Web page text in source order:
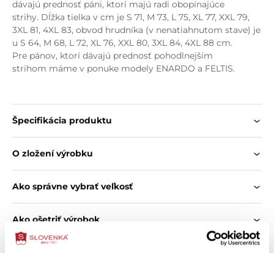
dávajú prednosť páni, ktorí majú radi obopínajúce
strihy. Dĺžka tielka v cm je S 71, M 73, L 75, XL 77, XXL 79,
3XL 81, 4XL 83, obvod hrudníka (v nenatiahnutom stave) je
u S 64, M 68, L 72, XL 76, XXL 80, 3XL 84, 4XL 88 cm.
Pre pánov, ktorí dávajú prednosť pohodlnejším
strihom máme v ponuke modely ENARDO a FELTIS.
Špecifikácia produktu
O zložení výrobku
Ako správne vybrať veľkosť
Ako ošetriť výrobok